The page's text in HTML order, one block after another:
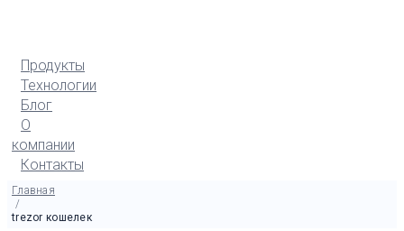
Продукты
Технологии
Блог
О
компании
Контакты
Главная
/
trezor кошелек